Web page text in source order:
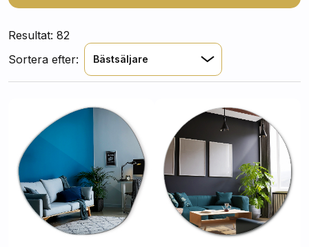
dåliga ut när de åtföljs av andra tillbehör.
Resultat: 82
Sortera efter:
Bästsäljare